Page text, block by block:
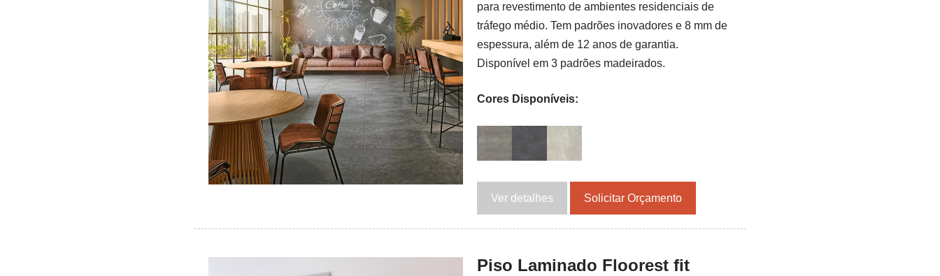
para revestimento de ambientes residenciais de
tráfego médio. Tem padrões inovadores e 8 mm de
espessura, além de 12 anos de garantia.
Disponível em 3 padrões madeirados.
Cores Disponíveis:
Ver detalhes Solicitar Orçamento
Piso Laminado Floorest fit